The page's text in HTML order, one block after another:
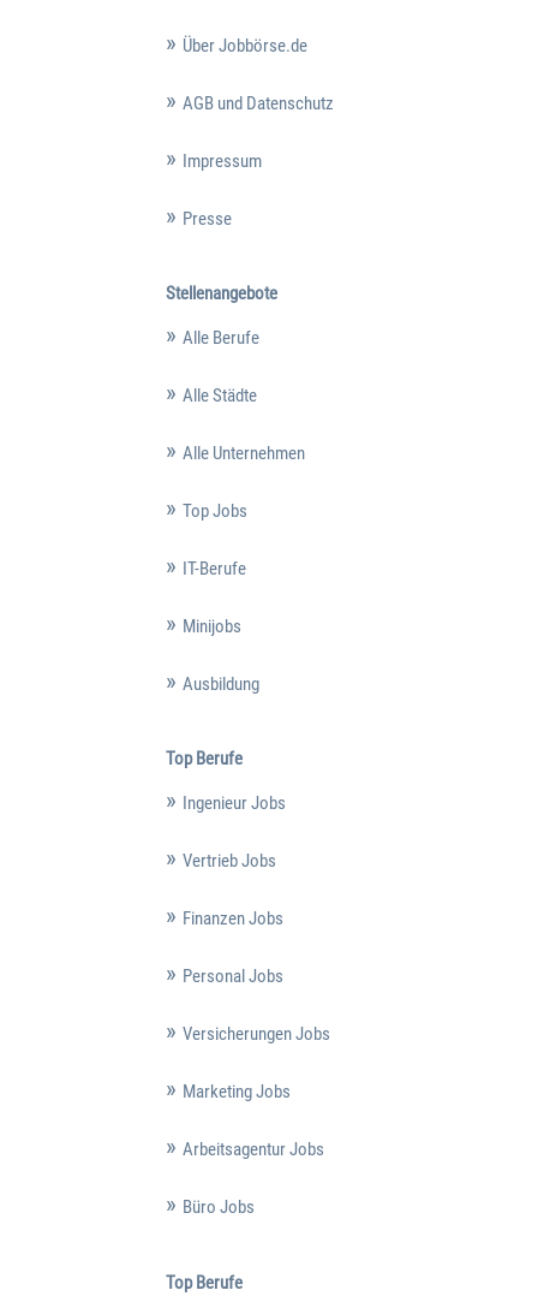
Über Jobbörse.de
AGB und Datenschutz
Impressum
Presse
Stellenangebote
Alle Berufe
Alle Städte
Alle Unternehmen
Top Jobs
IT-Berufe
Minijobs
Ausbildung
Top Berufe
Ingenieur Jobs
Vertrieb Jobs
Finanzen Jobs
Personal Jobs
Versicherungen Jobs
Marketing Jobs
Arbeitsagentur Jobs
Büro Jobs
Top Berufe